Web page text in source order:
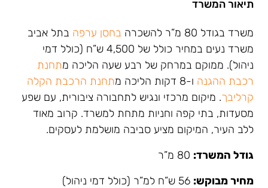
תיאור המשרד
משרד בגודל 80 מ”ר להשכרה בחסן ערפה בתל אביב
משרד נעים במחיר כולל של 4,500 ש”ח (כולל דמי
ניהול). ממוקם במרחק של רבע שעה הליכה מתחנת
רכבת ההגנה ו-8 דקות הליכה מ
תחנת הרכבת הקלה
קרליבך. מיקום מרכזי ונגיש לתחבורה ציבורית, עם שפע
מסעדות, בתי קפה וחניות מתחת למשרד. קרוב מאוד
ללב העיר, המיקום מציע סביבה מושלמת לעסקים.
גודל המשרד:
מחיר מבוקש: